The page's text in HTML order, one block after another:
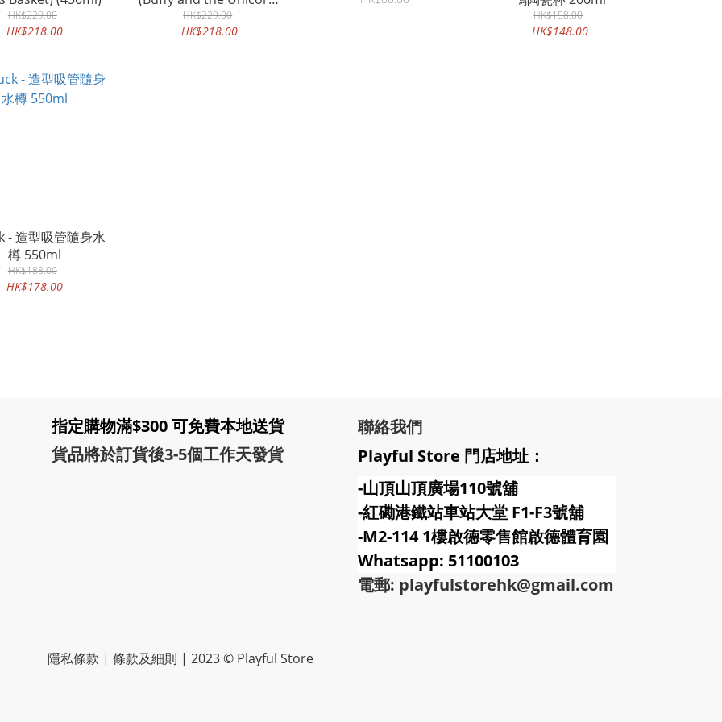
HK$229.00
HK$218.00
(450ml)
HK$229.00
HK$218.00
HK$158.00
HK$148.00
- 造型吸管隨身水
樽 550ml
HK$188.00
HK$178.00
指定購物滿$300 可免費本地送貨
貨品將於訂貨後3-5個工作天發貨
聯絡我們
Playful Store 門店地址：
-山頂山頂廣場110號舖
-紅磡港鐵站車站大堂 F1-F3號舖
-M2-114 1樓啟德零售館啟德體育園
Whatsapp: 51100103
電郵: playfulstorehk@gmail.com
隱私條款 | 條款及細則 | 2023 © Playful Store